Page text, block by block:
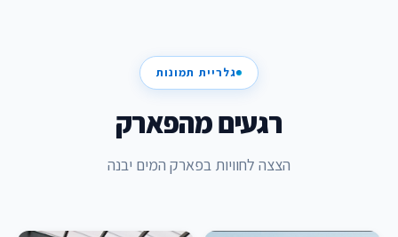
גלריית תמונות
רגעים מהפארק
הצצה לחוויות בפארק המים יבנה